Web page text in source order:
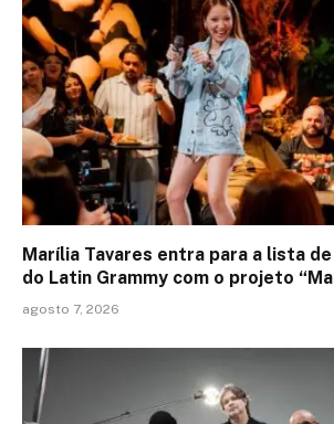
Marília Tavares entra para a lista
do Latin Grammy com o projeto
agosto 7, 2026